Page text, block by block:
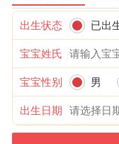
出生状态 已出
宝宝姓氏
宝宝性别 男
出生日期